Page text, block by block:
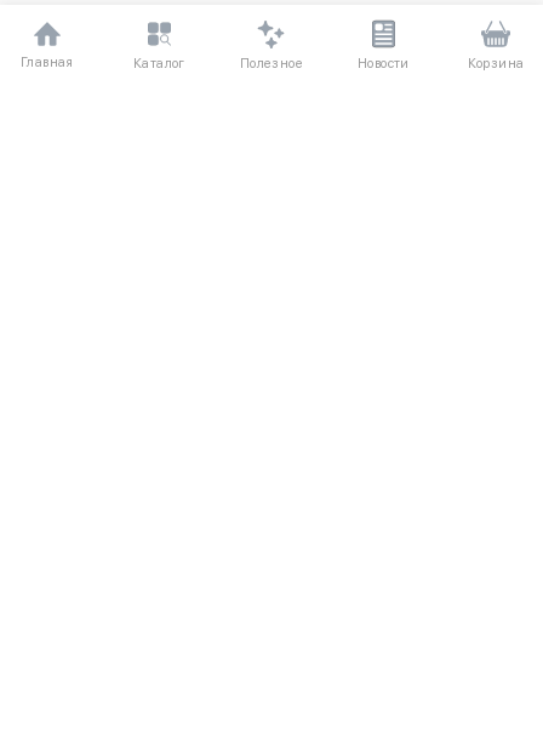
Главная Каталог Полезное Новости Корзина